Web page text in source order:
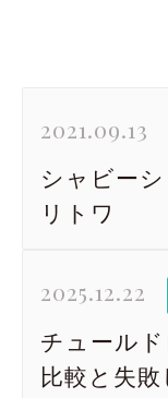
2021.09.13
シャビー
リトワ
2025.12.22
チュール
比較と失